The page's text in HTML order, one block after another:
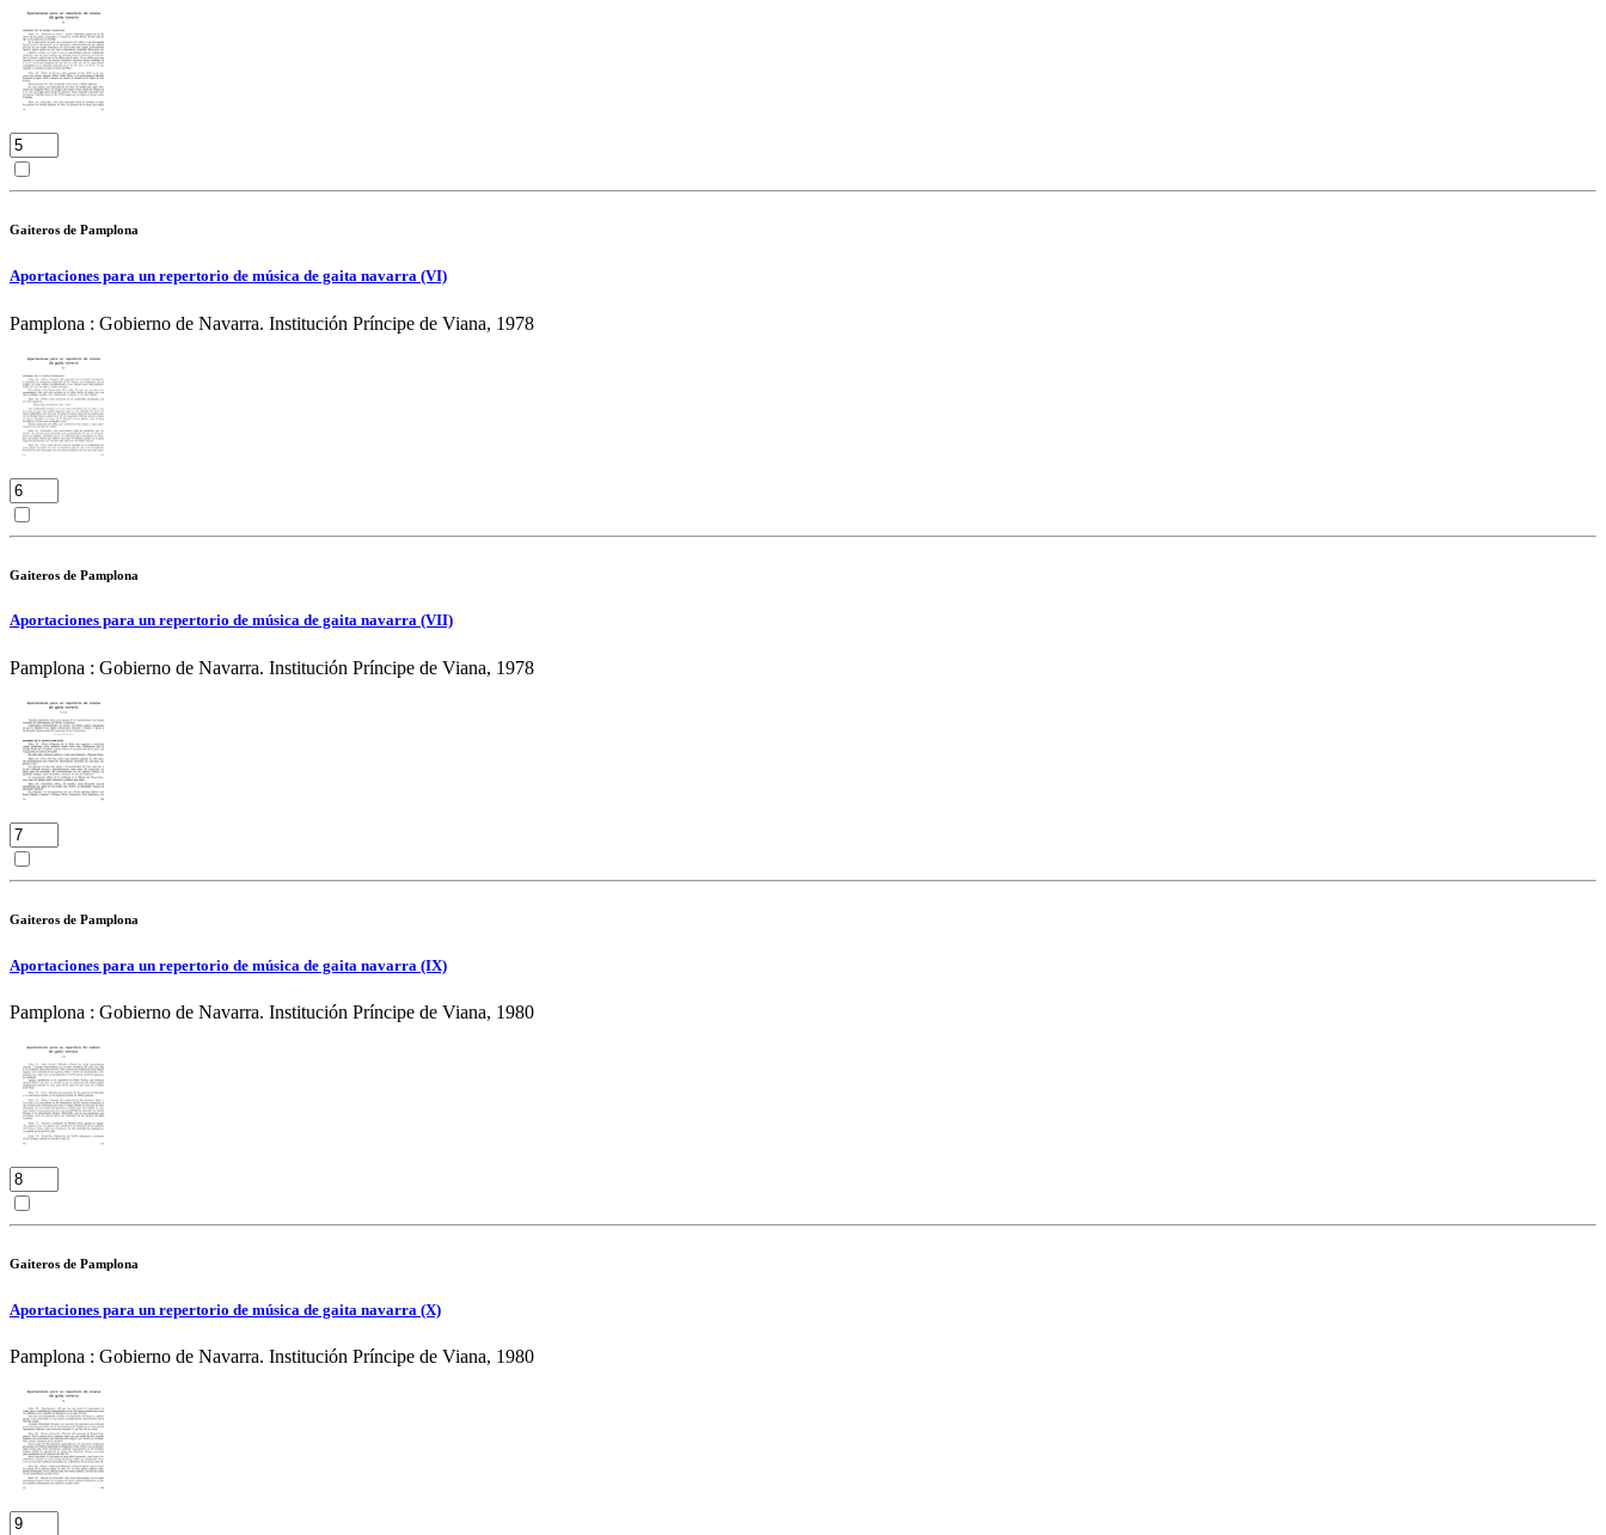
Gaiteros de Pamplona
Aportaciones para un repertorio de música de gaita navarra (VI)
Pamplona : Gobierno de Navarra. Institución Príncipe de Viana, 1978
Gaiteros de Pamplona
Aportaciones para un repertorio de música de gaita navarra (VII)
Pamplona : Gobierno de Navarra. Institución Príncipe de Viana, 1978
Gaiteros de Pamplona
Aportaciones para un repertorio de música de gaita navarra (IX)
Pamplona : Gobierno de Navarra. Institución Príncipe de Viana, 1980
Gaiteros de Pamplona
Aportaciones para un repertorio de música de gaita navarra (X)
Pamplona : Gobierno de Navarra. Institución Príncipe de Viana, 1980